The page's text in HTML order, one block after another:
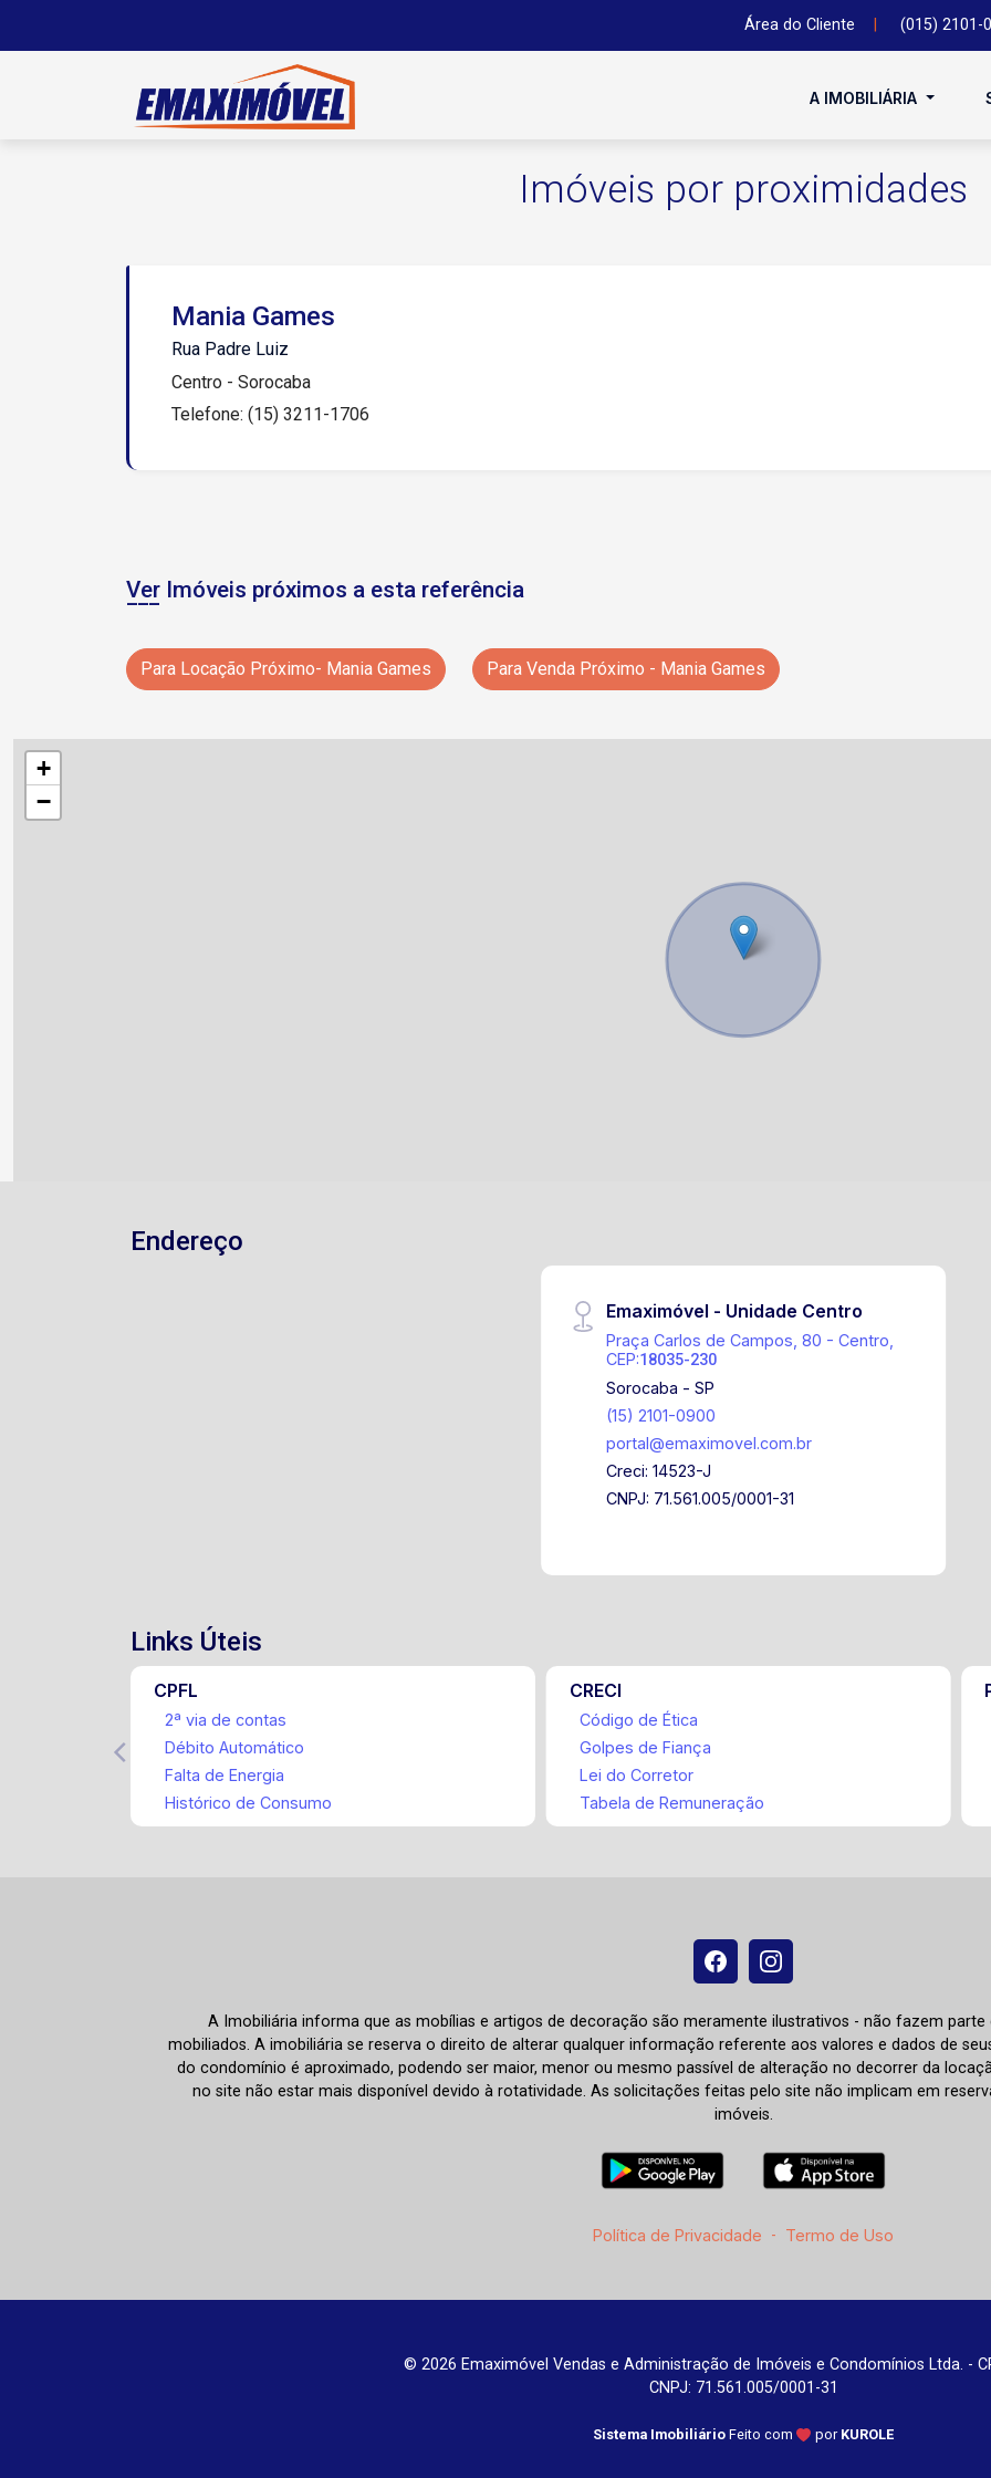
Área do Cliente (015) 2101-
A IMOBILIÁRIA
Imóveis por proximidades
Mania Games
Rua Padre Luiz
Centro - Sorocaba
Telefone: (15) 3211-1706
Ver Imóveis próximos a esta referência
Para Locação Próximo- Mania Games Para Venda Próximo - Mania Games
+
−
Endereço
Emaximóvel - Unidade Centro
Praça Carlos de Campos, 80 - Centro,
CEP:18035-230
Sorocaba - SP
(15) 2101-0900
portal@emaximovel.com.br
Creci: 14523-J
CNPJ: 71.561.005/0001-31
Links Úteis
CPFL
2ª via de contas
Débito Automático
Falta de Energia
Histórico de Consumo
CRECI
Código de Ética
Golpes de Fiança
Lei do Corretor
Tabela de Remuneração
A Imobiliária informa que as mobílias e artigos de decoração são meramente ilustrativos - não fazem
mobiliados. A imobiliária se reserva o direito de alterar qualquer informação referente aos valores e dados de
do condomínio é aproximado, podendo ser maior, menor ou mesmo passível de alteração no decorrer da
no site não estar mais disponível devido à rotatividade. As solicitações feitas pelo site não implicam em
imóveis.
Política de Privacidade - Termo de Uso
© 2026 Emaximóvel Vendas e Administração de Imóveis e Condomínios Ltda. -
CNPJ: 71.561.005/0001-31
Sistema Imobiliário Feito com por KUROLE